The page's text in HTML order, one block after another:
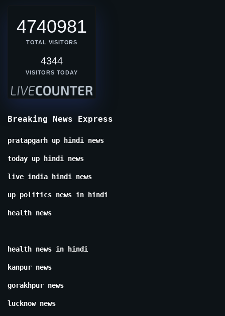
4740981
TOTAL VISITORS
4344
VISITORS TODAY
Breaking News Express
pratapgarh up hindi news
today up hindi news
live india hindi news
up politics news in hindi
health news
health news in hindi
kanpur news
gorakhpur news
lucknow news